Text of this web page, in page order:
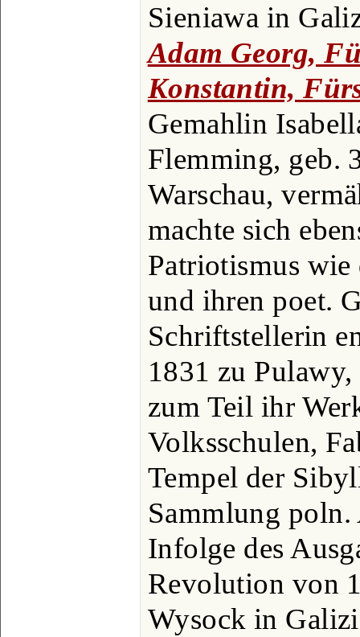
Sieniawa in
Adam Georg,
Konstantin,
Gemahlin
Flemming, geb.
Warschau,
machte sich
Patriotismus
und ihren poet.
Schriftstellerin
1831 zu Pulawy,
zum Teil ihr
Volksschulen,
Tempel der
Sammlung
Infolge des
Revolution von
Wysock in